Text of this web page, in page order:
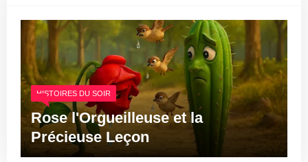
HISTOIRES DU SOIR
Rose l'Orgueilleuse et la
Précieuse Leçon